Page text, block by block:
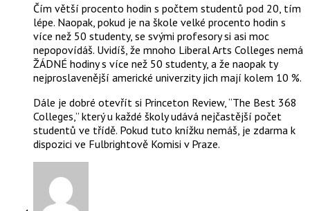
Čím větší procento hodin s počtem studentů pod 20, tím
lépe. Naopak, pokud je na škole velké procento hodin s
více než 50 studenty, se svými profesory si asi moc
nepopovídáš. Uvidíš, že mnoho Liberal Arts Colleges nemá
ŽÁDNÉ hodiny s více než 50 studenty, a že naopak ty
nejproslavenější americké univerzity jich mají kolem 10 %.
Dále je dobré otevřít si Princeton Review, “The Best 368
Colleges,” který u každé školy udává nejčastější počet
studentů ve třídě. Pokud tuto knížku nemáš, je zdarma k
dispozici ve Fulbrightově Komisi v Praze.